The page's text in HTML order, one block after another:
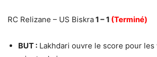
RC Relizane – US Biskra1 – 1 (Terminé)
BUT : Lakhdari ouvre le score pour les